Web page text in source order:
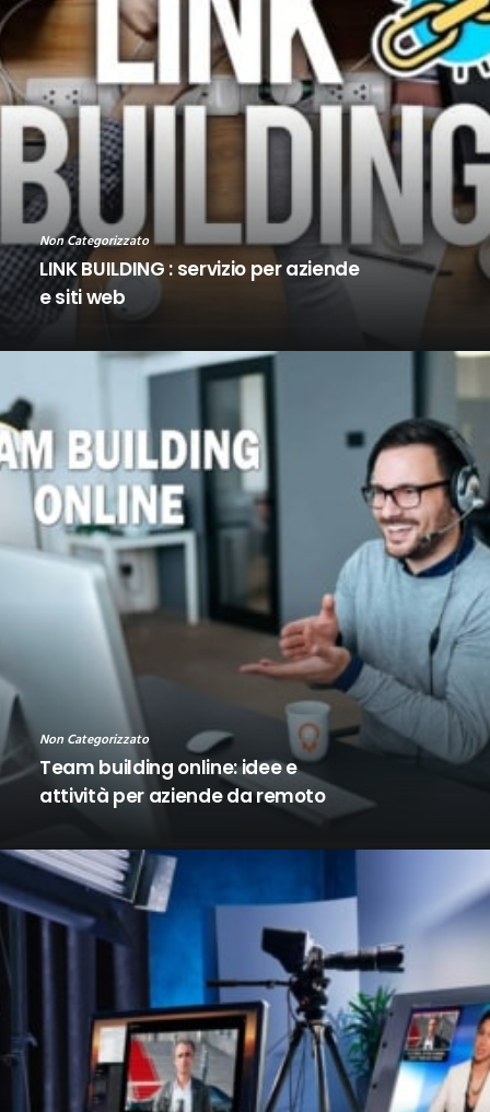
Non Categorizzato
LINK BUILDING : servizio per aziende
e siti web
Non Categorizzato
Team building online: idee e
attività per aziende da remoto